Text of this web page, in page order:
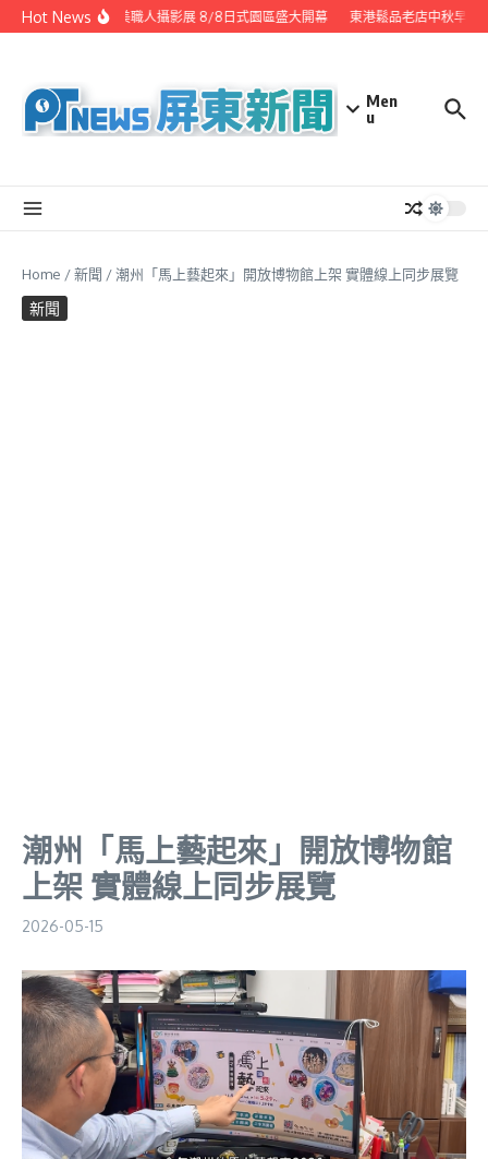
Skip to content
Hot News潮州之美職人攝影展 8/8日式園區盛大開幕 東港鬆品老店中秋早鳥
Men
u
Home /新聞 /潮州「馬上藝起來」開放博物館上架 實體線上同步展覽
新聞
潮州「馬上藝起來」開放博物館
上架 實體線上同步展覽
2026-05-15